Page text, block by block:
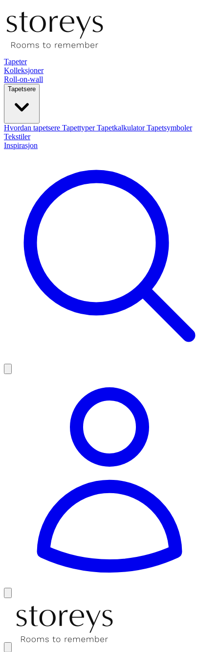
Tapeter
Kolleksjoner
Roll-on-wall
Tapetsere
Hvordan tapetsere TapettyperTapetkalkulatorTapetsymboler
Tekstiler
Inspirasjon